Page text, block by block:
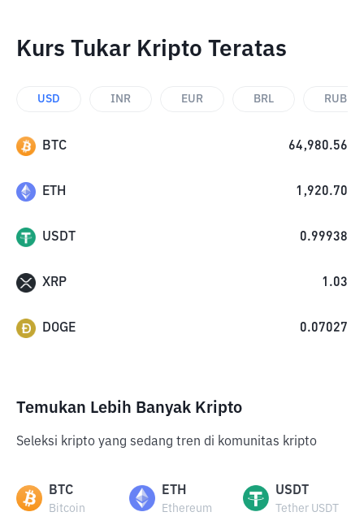
Kurs Tukar Kripto Teratas
USD INR EUR BRL RUB
BTC 64,980.56
ETH 1,920.70
USDT 0.99938
XRP 1.03
DOGE 0.07027
Temukan Lebih Banyak Kripto
Seleksi kripto yang sedang tren di komunitas kripto
BTC
Bitcoin
ETH
Ethereum
USDT
Tether USDT